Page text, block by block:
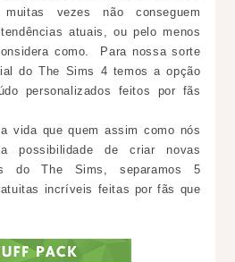
vezes não conseguem
atuais, ou pelo menos
como. Para nossa sorte
do The Sims 4 temos a opção
personalizados feitos por fãs
vida que quem assim como nós
possibilidade de criar novas
do The Sims, separamos 5
incríveis feitas por fãs que